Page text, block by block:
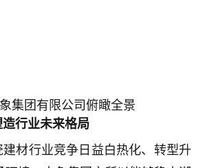
集团有限公司俯瞰全景
行业未来格局
建材行业竞争日益白热化、转型升